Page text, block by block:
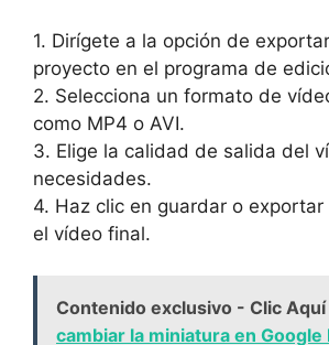
1. Dirígete a la⁢ opción de
proyecto en el programa de
2. Selecciona un formato‌ de
‍como MP4 o AVI.
3. Elige ⁢la calidad ‍de salida del
necesidades.
4. Haz clic en ⁣guardar o
el⁣ vídeo final.
Contenido exclusivo - Clic Aquí
cambiar la miniatura en Google